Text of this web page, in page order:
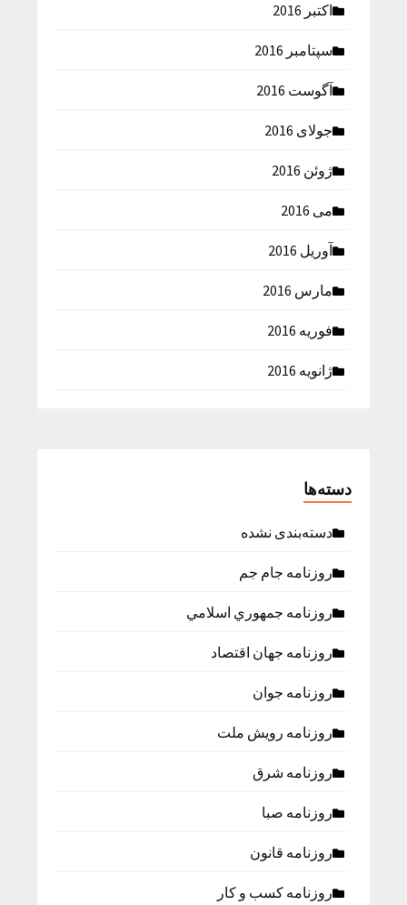
اکتبر 2016
سپتامبر 2016
آگوست 2016
جولای 2016
ژوئن 2016
می 2016
آوریل 2016
مارس 2016
فوریه 2016
ژانویه 2016
دسته‌ها
دسته‌بندی نشده
روزنامه جام جم
روزنامه جمهوري اسلامي
روزنامه جهان اقتصاد
روزنامه جوان
روزنامه رویش ملت
روزنامه شرق
روزنامه صبا
روزنامه قانون
روزنامه كسب و كار